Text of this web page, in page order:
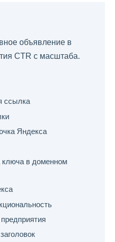
объявление в
CTR с масштаба.
ссылка
Яндекса
ключа в доменном